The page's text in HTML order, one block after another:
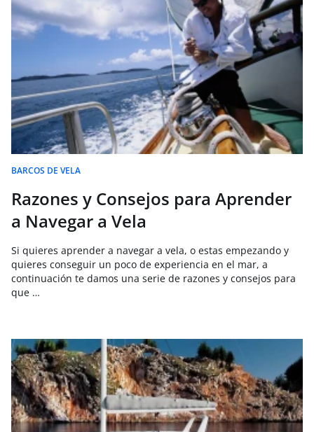
BARCOS DE VELA
Razones y Consejos para Aprender
a Navegar a Vela
Si quieres aprender a navegar a vela, o estas empezando y
quieres conseguir un poco de experiencia en el mar, a
continuación te damos una serie de razones y consejos para
que …